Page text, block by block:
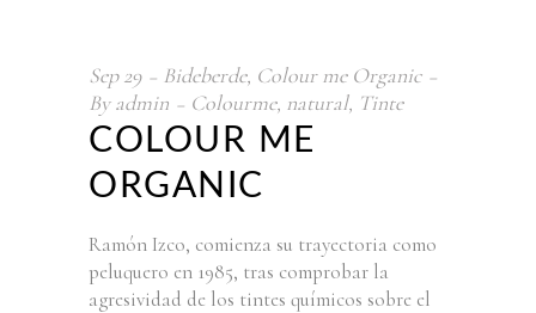
Sep 29 Bideberde, Colour me Organic
Byadmin Colourme, natural, Tinte
COLOUR ME
ORGANIC
Ramón Izco, comienza su trayectoria como
peluquero en 1985, tras comprobar la
agresividad de los tintes químicos sobre el